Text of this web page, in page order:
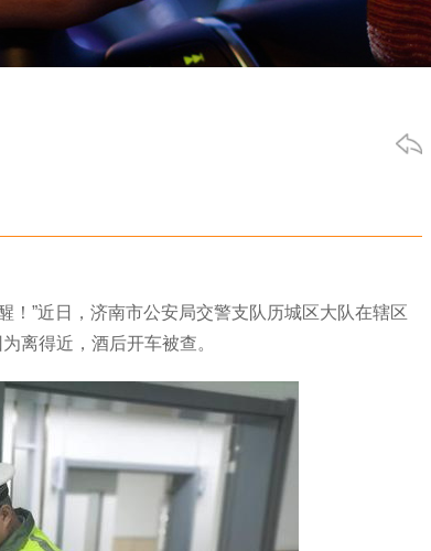
！”近日，济南市公安局交警支队历城区大队在辖区
离得近，酒后开车被查。